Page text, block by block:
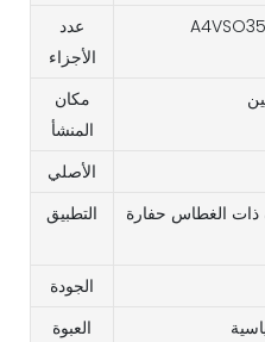
عدد
الأجزاء
مكان
المنشأ
الأصلي
التطبيق
الجودة
العبوة